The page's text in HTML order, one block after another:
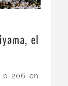
el
o 206 en